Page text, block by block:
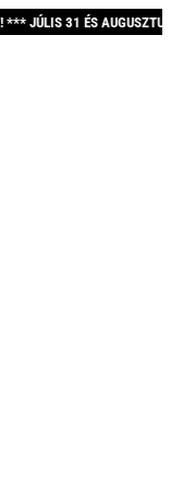
12. KÖZÖTT A